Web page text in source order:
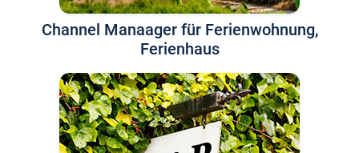
Channel Manaager für Ferienwohnung,
Ferienhaus